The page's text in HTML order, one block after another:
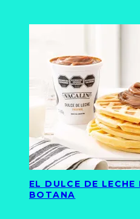
EL DULCE DE LECHE
BOTANA